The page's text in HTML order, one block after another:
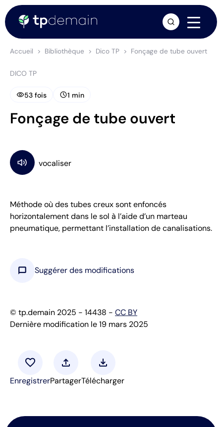
Accueil Bibliothèque Dico TP Fonçage de tube ouvert
DICO TP
visibility53 fois schedule1 min
Fonçage de tube ouvert
Méthode où des tubes creux sont enfoncés
horizontalement dans le sol à l’aide d’un marteau
pneumatique, permettant l’installation de canalisations.
chat_bubble Suggérer des modifications
© tp.demain 2025 - 14438 - CC BY
Dernière modification le 19 mars 2025
favorite
Enregistrer
upload
Partager
download
Télécharger
arrow_forward